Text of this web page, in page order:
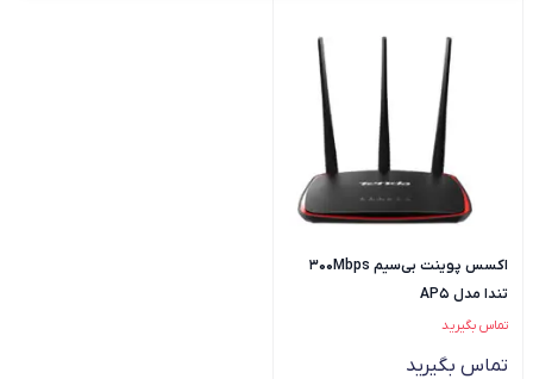
اکسس پوینت بی‌سیم 300Mbps
تندا مدل AP5
تماس بگیرید
تماس بگیرید